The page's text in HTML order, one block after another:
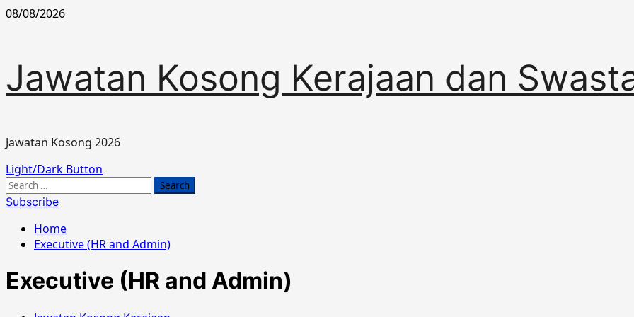
Skip
08/08/2026
Jawatan Kosong Kerajaan dan
Jawatan Kosong 2026
Primary
Menu
Light/Dark Button
Search
for:
Subscribe
Home
Executive (HR and Admin)
Executive (HR and Admin)